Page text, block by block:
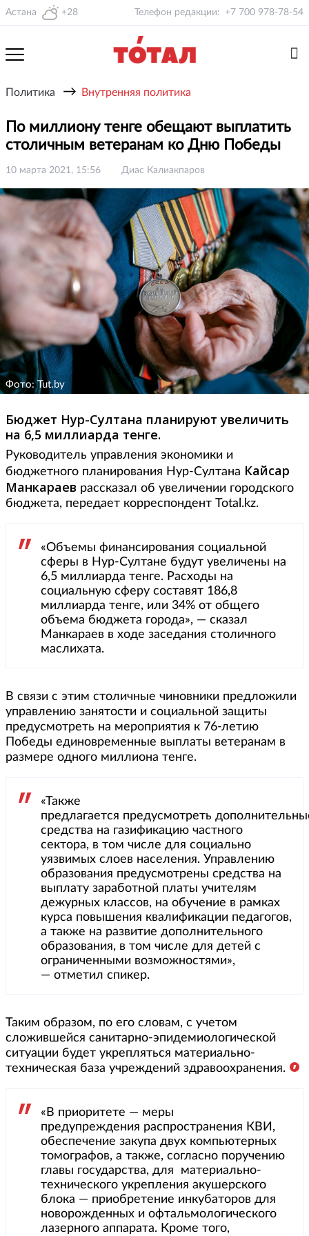
Астана +28 Телефон редакции: +7 700 978-78-54
Политика → Внутренняя политика
По миллиону тенге обещают выплатить
столичным ветеранам ко Дню Победы
10 марта 2021, 15:56 Диас Калиакпаров
Фото: Tut.by
Бюджет Нур-Султана планируют увеличить
на 6,5 миллиарда тенге.
Руководитель управления экономики и
бюджетного планирования Нур-Султана Кайсар
Манкараев рассказал об увеличении городского
бюджета, передает корреспондент Total.kz.
«Объемы финансирования социальной
сферы в Нур-Султане будут увеличены на
6,5 миллиарда тенге. Расходы на
социальную сферу составят 186,8
миллиарда тенге, или 34% от общего
объема бюджета города», — сказал
Манкараев в ходе заседания столичного
маслихата.
В связи с этим столичные чиновники предложили
управлению занятости и социальной защиты
предусмотреть на мероприятия к 76-летию
Победы единовременные выплаты ветеранам в
размере одного миллиона тенге.
«Также
предлагается предусмотреть
средства на газификацию частного
сектора, в том числе для социально
уязвимых слоев населения. Управлению
образования предусмотрены средства на
выплату заработной платы учителям
дежурных классов, на обучение в рамках
курса повышения квалификации педагогов,
а также на развитие дополнительного
образования, в том числе для детей с
ограниченными возможностями»,
— отметил спикер.
Таким образом, по его словам, с учетом
сложившейся санитарно-эпидемиологической
ситуации будет укрепляться материально-
техническая база учреждений здравоохранения.
«В приоритете — меры
предупреждения распространения КВИ,
обеспечение закупа двух компьютерных
томографов, а также, согласно поручению
главы государства, для материально-
технического укрепления акушерского
блока — приобретение инкубаторов для
новорожденных и офтальмологического
лазерного аппарата. Кроме того,